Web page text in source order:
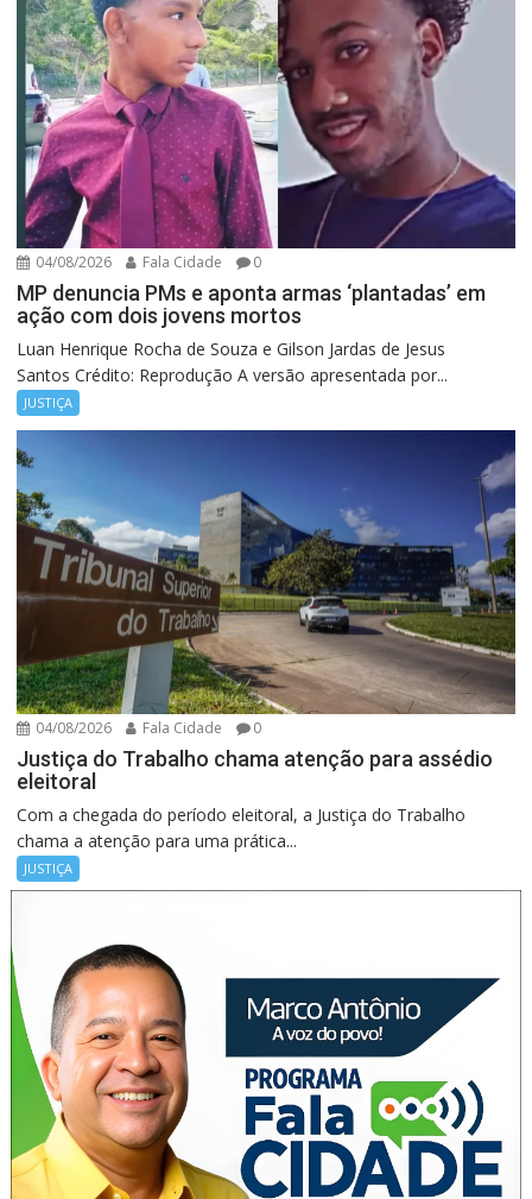
04/08/2026 Fala Cidade 0
MP denuncia PMs e aponta armas ‘plantadas’ em
ação com dois jovens mortos
Luan Henrique Rocha de Souza e Gilson Jardas de Jesus
Santos Crédito: Reprodução A versão apresentada por...
JUSTIÇA
04/08/2026 Fala Cidade 0
Justiça do Trabalho chama atenção para assédio
eleitoral
Com a chegada do período eleitoral, a Justiça do Trabalho
chama a atenção para uma prática...
JUSTIÇA